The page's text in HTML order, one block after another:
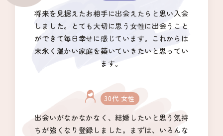
将来を見据えたお相手に出会えたらと思い入会
しました。とても大切に思う女性に出会うこと
ができて毎日幸せに感じています。これからは
末永く温かい家庭を築いていきたいと思ってい
ます。
30代 女性
出会いがなかなかなく、結婚したいと思う気持
ちが強くなり登録しました。まずは、いろんな